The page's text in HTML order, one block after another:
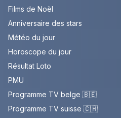
Films de Noël
Anniversaire des stars
Météo du jour
Horoscope du jour
Résultat Loto
PMU
Programme TV belge 🇧🇪
Programme TV suisse 🇨🇭